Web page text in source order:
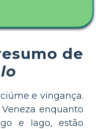
de
e vingança.
enquanto
e Iago, estão